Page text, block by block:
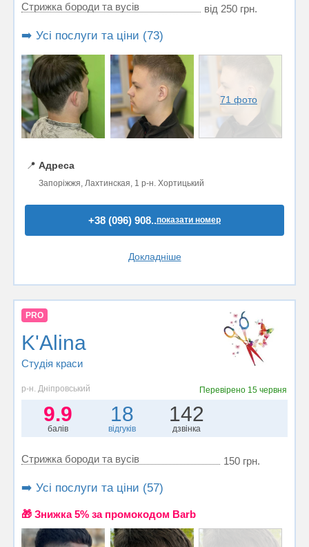
Стрижка бороди та вусів від 250 грн.
➡️ Усі послуги та ціни (73)
71 фото
📍 Адреса
Запоріжжя, Лахтинская, 1 р-н. Хортицький
+38 (096) 908..показати номер
Докладніше
PRO
K'Alina
Студія краси
р-н. Дніпровський Перевірено 15 червня
9.9
балів
18
відгуків
142
дзвінка
Стрижка бороди та вусів 150 грн.
➡️ Усі послуги та ціни (57)
🎁 Знижка 5% за промокодом Barb